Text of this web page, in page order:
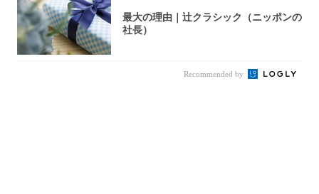
最大の理由｜辻クラシック（ニッポンの
社長）
Recommended by